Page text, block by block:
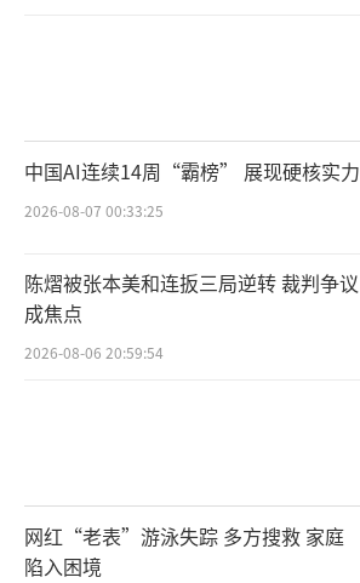
中国AI连续14周“霸榜” 展现硬核实力
2026-08-07 00:33:25
陈熠被张本美和连扳三局逆转 裁判争议
成焦点
2026-08-06 20:59:54
网红“老表”游泳失踪 多方搜救 家庭
陷入困境